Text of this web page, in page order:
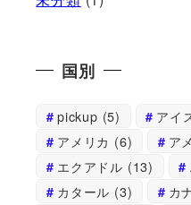
国別
pickup (5) アイ
アメリカ (6) ア
エクアドル (13)
カタール (3) カ